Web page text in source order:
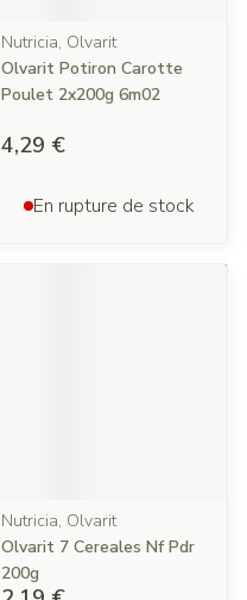
Nutricia, Olvarit
Olvarit Potiron Carotte
Poulet 2x200g 6m02
4,29 €
En rupture de stock
Nutricia, Olvarit
Olvarit 7 Cereales Nf Pdr
200g